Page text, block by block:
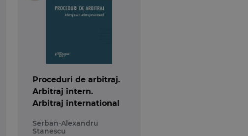
Proceduri de arbitraj.
Arbitraj intern.
Arbitraj international
Serban-Alexandru
Stanescu